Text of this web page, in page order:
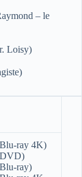
– le
Loisy)
ray 4K)
DVD)
ray)